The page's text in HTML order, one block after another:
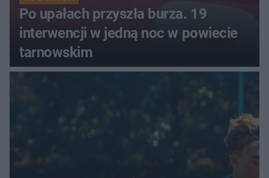
Po upałach przyszła burza. 19
interwencji w jedną noc w powiecie
tarnowskim